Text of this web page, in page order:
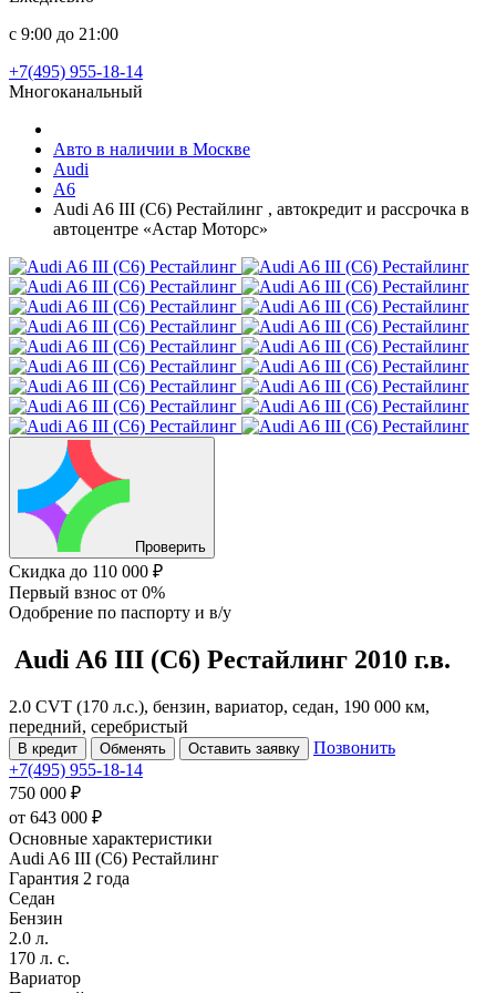
с 9:00 до 21:00
+7(495) 955-18-14
Многоканальный
Авто в наличии в Москве
Audi
A6
Audi A6 III (C6) Рестайлинг , автокредит и рассрочка в
автоцентре «Астар Моторс»
Проверить
Скидка до 110 000 ₽
Первый взнос от 0%
Одобрение по паспорту и в/у
Audi A6 III (C6) Рестайлинг 2010 г.в.
2.0 CVT (170 л.с.), бензин, вариатор, седан, 190 000 км,
передний, серебристый
В кредит Обменять Оставить заявку
Позвонить
+7(495) 955-18-14
750 000 ₽
от 643 000 ₽
Основные характеристики
Audi A6 III (C6) Рестайлинг
Гарантия 2 года
Седан
Бензин
2.0 л.
170 л. с.
Вариатор